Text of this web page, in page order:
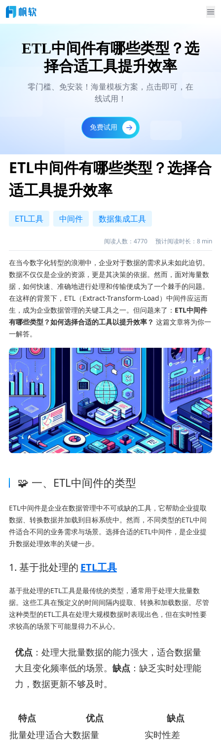
ETL中间件有哪些类型？选
择合适工具提升效率
零门槛、免安装！海量模板方案，点击即可，在
线试用！
免费试用
ETL中间件有哪些类型？选择合
适工具提升效率
ETL工具 中间件 数据集成工具
阅读人数： 4770 预计阅读时长： 8 min
在当今数字化转型的浪潮中，企业对于数据的需求从未如此迫切。
数据不仅仅是企业的资源，更是其决策的依据。然而，面对海量数
据，如何快速、准确地进行处理和传输便成为了一个棘手的问题。
在这样的背景下，ETL（Extract-Transform-Load）中间件应运而
生，成为企业数据管理的关键工具之一。但问题来了： ETL中间件
有哪些类型？如何选择合适的工具以提升效率？ 这篇文章将为你一
一解答。
🧩 一、ETL中间件的类型
ETL中间件是企业在数据管理中不可或缺的工具，它帮助企业提取
数据、转换数据并加载到目标系统中。然而，不同类型的ETL中间
件适合不同的业务需求与场景。选择合适的ETL中间件，是企业提
升数据处理效率的关键一步。
1. 基于批处理的 ETL工具
基于批处理的ETL工具是最传统的类型，通常用于处理大批量数
据。这些工具在预定义的时间间隔内提取、转换和加载数据。尽管
这种类型的ETL工具在处理大规模数据时表现出色，但在实时性要
求较高的场景下可能显得力不从心。
优点 ：处理大批量数据的能力强大，适合数据量
大且变化频率低的场景。 缺点 ：缺乏实时处理能
力，数据更新不够及时。
特点 优点
缺点
批量处理适合大数据量
实时性差